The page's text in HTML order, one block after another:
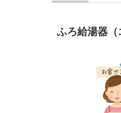
ふろ給湯器